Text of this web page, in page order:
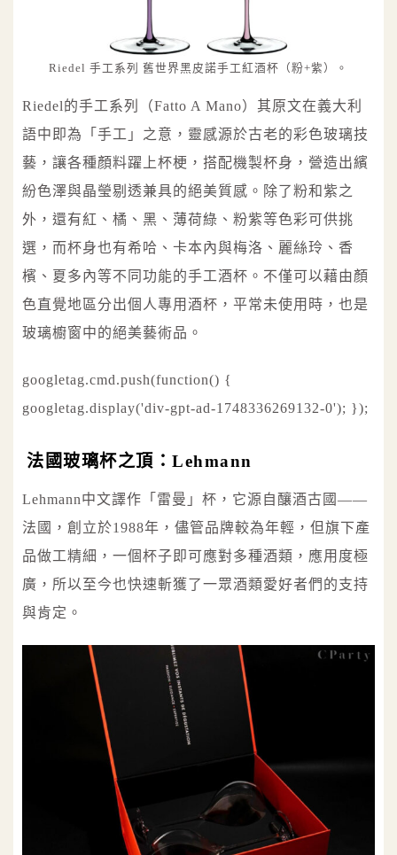
Riedel 手工系列 舊世界黑皮諾手工紅酒杯（粉+紫）。
Riedel的手工系列（Fatto A Mano）其原文在義大利
語中即為「手工」之意，靈感源於古老的彩色玻璃技
藝，讓各種顏料躍上杯梗，搭配機製杯身，營造出繽
紛色澤與晶瑩剔透兼具的絕美質感。除了粉和紫之
外，還有紅、橘、黑、薄荷綠、粉紫等色彩可供挑
選，而杯身也有希哈、卡本內與梅洛、麗絲玲、香
檳、夏多內等不同功能的手工酒杯。不僅可以藉由顏
色直覺地區分出個人專用酒杯，平常未使用時，也是
玻璃櫥窗中的絕美藝術品。
googletag.cmd.push(function() {
googletag.display('div-gpt-ad-1748336269132-0'); });
法國玻璃杯之頂：Lehmann
Lehmann中文譯作「雷曼」杯，它源自釀酒古國——
法國，創立於1988年，儘管品牌較為年輕，但旗下產
品做工精細，一個杯子即可應對多種酒類，應用度極
廣，所以至今也快速斬獲了一眾酒類愛好者們的支持
與肯定。